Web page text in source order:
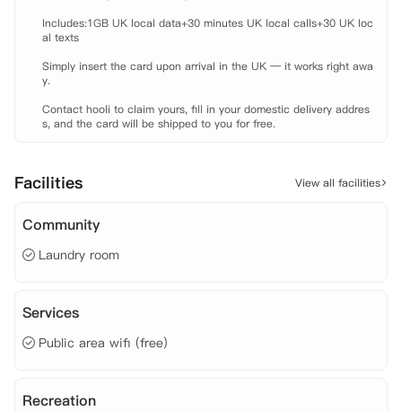
Includes:1GB UK local data+30 minutes UK local calls+30 UK loc
al texts
Simply insert the card upon arrival in the UK — it works right awa
y.
Contact hooli to claim yours, fill in your domestic delivery addres
s, and the card will be shipped to you for free.
Facilities View all facilities
Community
Laundry room
Services
Public area wifi (free)
Recreation